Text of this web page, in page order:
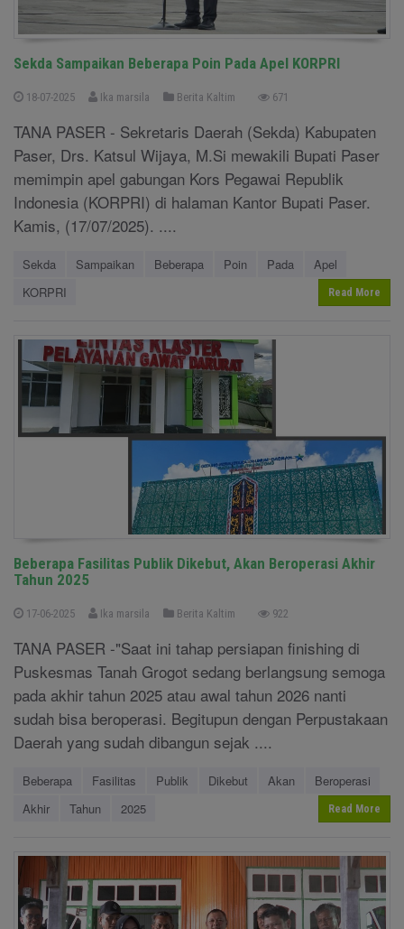
Sekda Sampaikan Beberapa Poin Pada Apel KORPRI
18-07-2025 Ika marsila Berita Kaltim 671
TANA PASER - Sekretaris Daerah (Sekda) Kabupaten
Paser, Drs. Katsul Wijaya, M.Si mewakili Bupati Paser
memimpin apel gabungan Kors Pegawai Republik
Indonesia (KORPRI) di halaman Kantor Bupati Paser.
Kamis, (17/07/2025). ....
Sekda Sampaikan Beberapa Poin Pada
Apel
KORPRI
Read More
Beberapa Fasilitas Publik Dikebut, Akan Beroperasi Akhir
Tahun 2025
17-06-2025 Ika marsila Berita Kaltim 922
TANA PASER -"Saat ini tahap persiapan finishing di
Puskesmas Tanah Grogot sedang berlangsung semoga
pada akhir tahun 2025 atau awal tahun 2026 nanti
sudah bisa beroperasi. Begitupun dengan Perpustakaan
Daerah yang sudah dibangun sejak ....
Beberapa Fasilitas Publik Dikebut Akan
Beroperasi
Akhir
Tahun 2025 Read More